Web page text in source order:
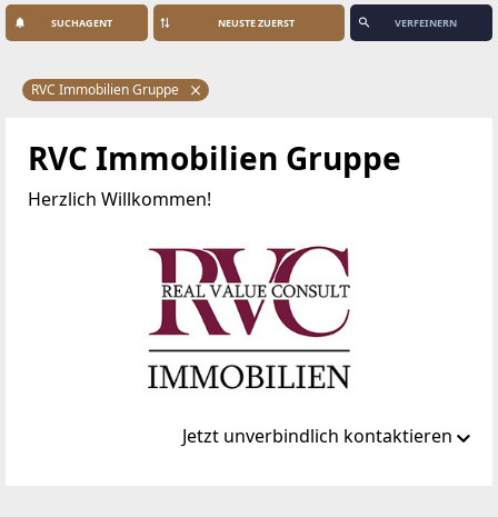
SUCHAGENT VERFEINERN
RVC Immobilien Gruppe
RVC Immobilien Gruppe
Herzlich Willkommen!
Jetzt unverbindlich kontaktieren